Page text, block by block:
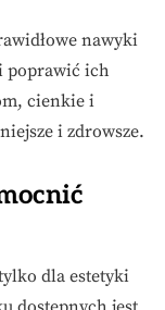
nawyki
poprawić ich
cienkie i
i zdrowsze.
dla estetyki